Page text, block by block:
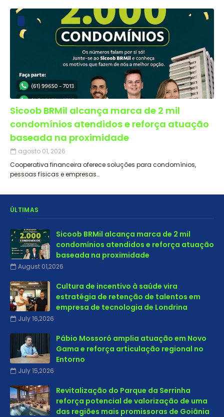
Sicoob BRMil alcança marca de 2 mil
condomínios atendidos e reforça atuação
baseada na proximidade
agosto 01, 2026
Cooperativa financeira oferece soluções para condomínios,
pessoas físicas e empresas…
ÚLTIMAS
Sicoob BRMil alcança marca de 2 mil
condomínios atendidos e reforça atuação
baseada na proximidade
August 01,2026
Cultura de incentivo à saúde vira
estratégia de retenção de talentos em
empresa de tecnologia de Londrina
July 16,2026
Pábio Mossoró amplia atuação em Novo
Gama e reforça articulação regional no
Entorno
July 15,2026
Revitalização do Parque da Serrinha
reforça potencial de valorização de uma
das regiões mais promissoras de Goiânia